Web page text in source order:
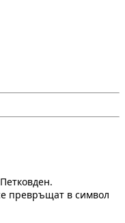
превръщат в символ